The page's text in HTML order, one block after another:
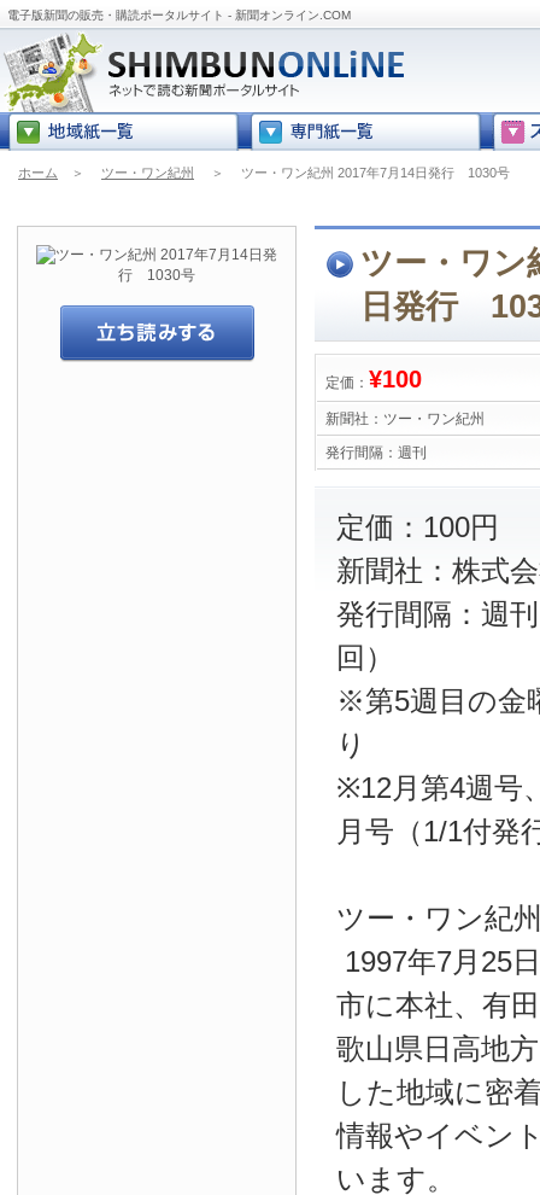
電子版新聞の販売・購読ポータルサイト - 新聞オンライン.COM
ホーム ＞ ツー・ワン紀州 ＞ ツー・ワン紀州 2017年7月14日発行 1030号
ツー・ワン
日発行
定価： ¥100
新聞社： ツー・ワン紀州
発行間隔： 週刊
定価：100円
新聞社：株式
発行間隔：週
回）
※第5週目の金
り
※12月第4週号
月号（1/1付発
ツー・ワン紀
1997年7月25
市に本社、有
歌山県日高地
した地域に密
情報やイベン
います。